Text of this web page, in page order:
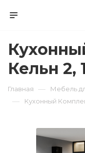
Кельн 2,
Главная — Мебель
— Кухонный